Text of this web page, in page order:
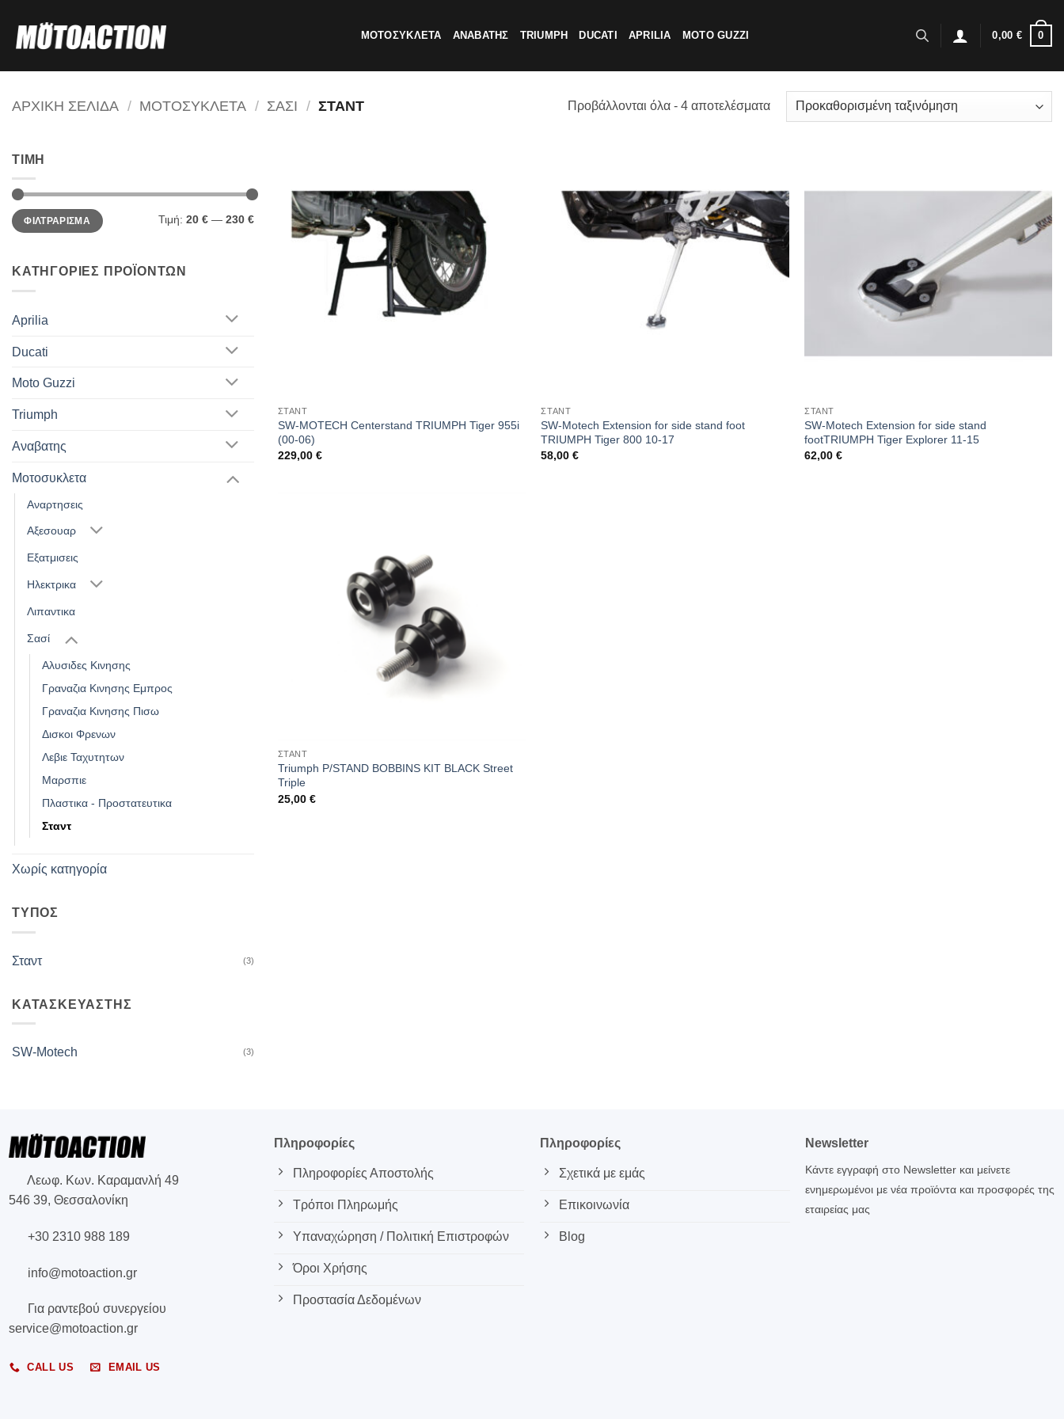
στο
περιεχόμενο
ΜΟΤΟΣΥΚΛΕΤΑ ΑΝΑΒΑΤΗΣ TRIUMPH DUCATI APRILIA MOTO GUZZI 0,00 € 0
ΑΡΧΙΚΗ ΣΕΛΙΔΑ / ΜΟΤΟΣΥΚΛΕΤΑ / ΣΑΣΙ / ΣΤΑΝΤ Προβάλλονται όλα - 4 αποτελέσματα
ΤΙΜΗ
Ελάχιστη
τιμή
Μέγιστη
τιμήΦΙΛΤΡΑΡΙΣΜΑ Τιμή: 20 € — 230 €
ΚΑΤΗΓΟΡΙΕΣ ΠΡΟΪΟΝΤΩΝ
Aprilia
Ducati
Moto Guzzi
Triumph
Αναβατης
Μοτοσυκλετα
Αναρτησεις
Αξεσουαρ
Εξατμισεις
Ηλεκτρικα
Λιπαντικα
Σασί
Αλυσιδες Κινησης
Γραναζια Κινησης Εμπρος
Γραναζια Κινησης Πισω
Δισκοι Φρενων
Λεβιε Ταχυτητων
Μαρσπιε
Πλαστικα - Προστατευτικα
Σταντ
Χωρίς κατηγορία
ΤΥΠΟΣ
Σταντ (3)
ΚΑΤΑΣΚΕΥΑΣΤΗΣ
SW-Motech (3)
ΣΤΑΝΤ
SW-MOTECH Centerstand TRIUMPH Tiger 955i
(00-06)
229,00 €
ΣΤΑΝΤ
SW-Motech Extension for side stand foot
TRIUMPH Tiger 800 10-17
58,00€
ΣΤΑΝΤ
SW-Motech Extension for side stand
footTRIUMPH Tiger Explorer 11-15
62,00€
ΣΤΑΝΤ
Triumph P/STAND BOBBINS KIT BLACK Street
Triple
25,00 €
Λεωφ. Κων. Καραμανλή 49
546 39, Θεσσαλονίκη
+30 2310 988 189
info@motoaction.gr
Για ραντεβού συνεργείου
service@motoaction.gr
CALL US EMAIL US
Πληροφορίες
Πληροφορίες Αποστολής
Τρόποι Πληρωμής
Υπαναχώρηση / Πολιτική Επιστροφών
Όροι Χρήσης
Προστασία Δεδομένων
Πληροφορίες
Σχετικά με εμάς
Επικοινωνία
Blog
Newsletter
Κάντε εγγραφή στο Newsletter και μείνετε
ενημερωμένοι με νέα προϊόντα και προσφορές της
εταιρείας μας